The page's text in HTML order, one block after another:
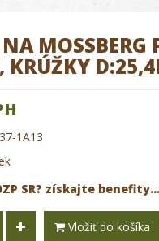
MOSSBERG
KRÚŽKY
37-1A13
SR? získajte benefity...
Vložiť do košíka